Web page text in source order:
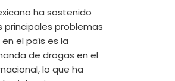
ha sostenido
principales problemas
el país es la
de drogas en el
lo que ha